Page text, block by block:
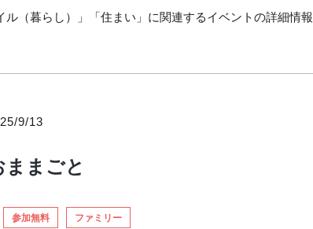
（暮らし）」「住まい」に関連するイベントの詳細情報
9/13
ままごと
参加無料 ファミリー